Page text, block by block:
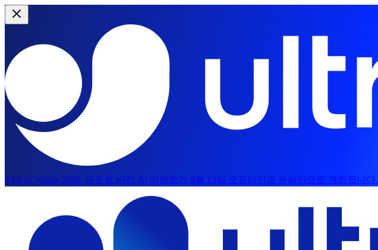
YOLO Vision 2026: 글로벌 비전 AI 이벤트가 9월 13일 오프라인과 온라인으로 개최됩니다.